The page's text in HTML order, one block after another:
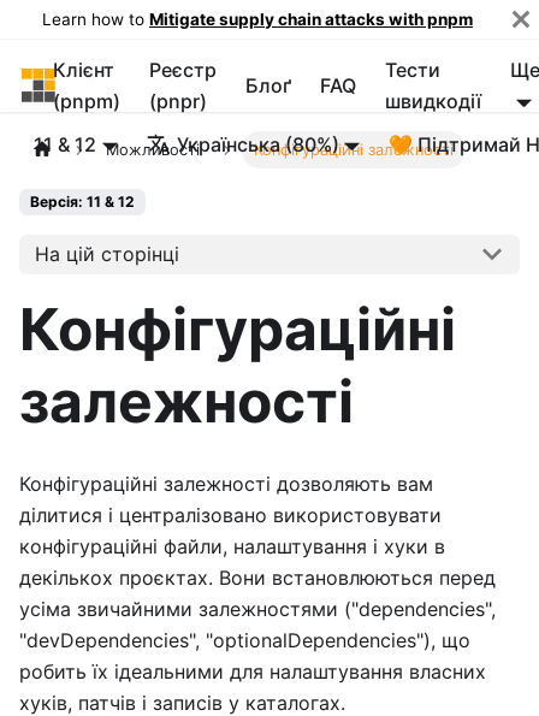
Learn how to Mitigate supply chain attacks with pnpm
pnpm
Клієнт
(pnpm)
Реєстр
(pnpr)
Блоґ FAQ
Тести
швидкодії
Ще
11 & 12 Українська (80%) 🧡 Підтримай
Можливості Конфігураційні залежності
Версія: 11 & 12
На цій сторінці
Конфігураційні
залежності
Конфігураційні залежності дозволяють вам
ділитися і централізовано використовувати
конфігураційні файли, налаштування і хуки в
декількох проєктах. Вони встановлюються перед
усіма звичайними залежностями ("dependencies",
"devDependencies", "optionalDependencies"), що
робить їх ідеальними для налаштування власних
хуків, патчів і записів у каталогах.